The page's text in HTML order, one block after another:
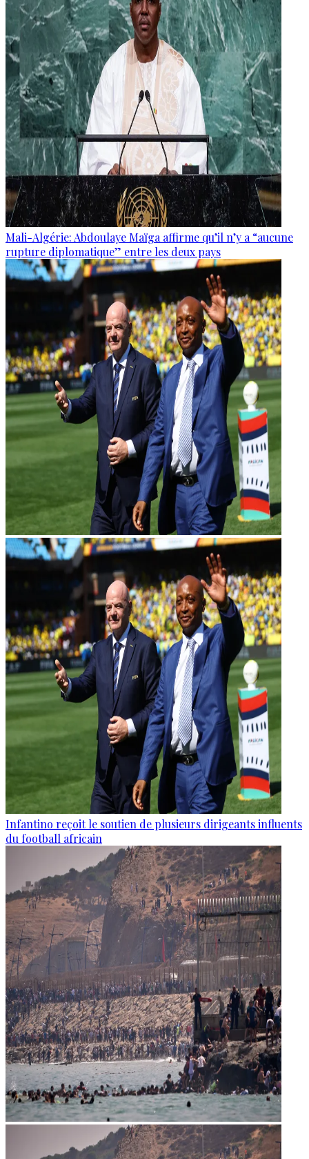
Mali-Algérie: Abdoulaye Maïga affirme qu’il n’y a “aucune
rupture diplomatique” entre les deux pays
Infantino reçoit le soutien de plusieurs dirigeants influents
du football africain